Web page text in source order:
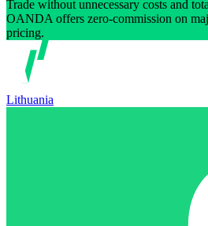
Trade without unnecessary costs and
OANDA offers zero-commission on
pricing.
Lithuania